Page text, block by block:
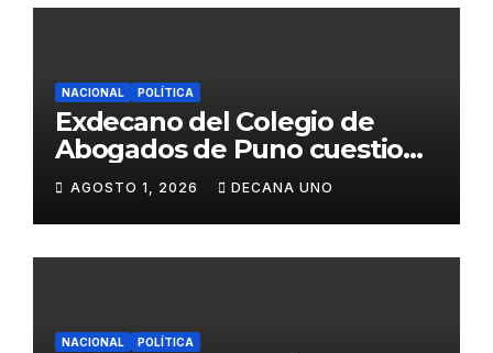
NACIONAL POLÍTICA
Exdecano del Colegio de
Abogados de Puno cuestiona
propuestas sobre seguridad
ciudadana
AGOSTO 1, 2026 DECANA UNO
NACIONAL POLÍTICA